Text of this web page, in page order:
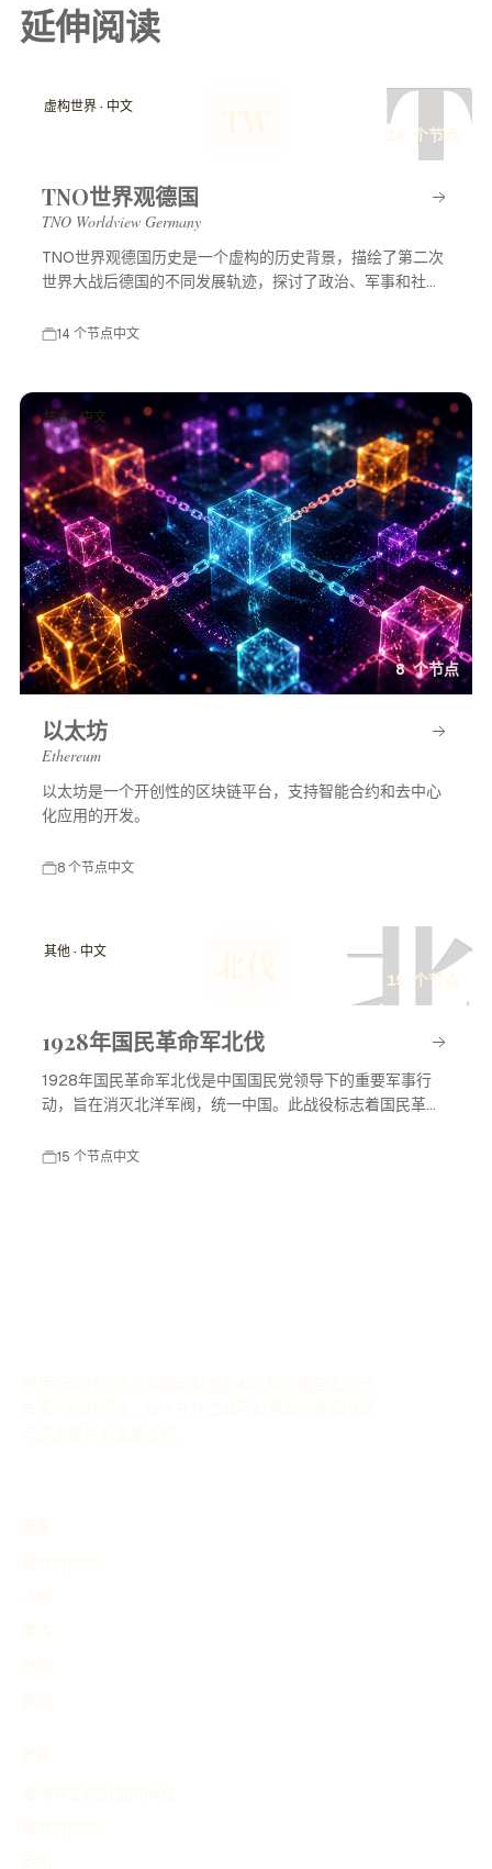
延伸阅读
T
虚构世界 · 中文
14 个节点
TNO世界观德国
TNO Worldview Germany
TNO世界观德国历史是一个虚构的历史背景，描绘了第二次
世界大战后德国的不同发展轨迹，探讨了政治、军事和社会
14 个节点中文
技术 · 中文
8 个节点
以太坊
Ethereum
以太坊是一个开创性的区块链平台，支持智能合约和去中心
化应用的开发。
8 个节点中文
北
其他 · 中文
15 个节点
1928年国民革命军北伐
1928年国民革命军北伐是中国国民党领导下的重要军事行
动，旨在消灭北洋军阀，统一中国。此战役标志着国民革命
15 个节点中文